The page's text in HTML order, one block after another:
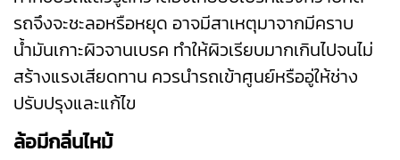
รถจึงจะชะลอหรือหยุด อาจมีสาเหตุมาจากมีคราบ
น้ำมันเกาะผิวจานเบรค ทำให้ผิวเรียบมากเกินไปจนไม่
สร้างแรงเสียดทาน ควรนำรถเข้าศูนย์หรืออู่ให้ช่าง
ปรับปรุงและแก้ไข
ล้อมีกลิ่นไหม้